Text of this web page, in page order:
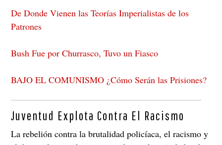
De Donde Vienen las Teorías Imperialistas de los
Patrones
Bush Fue por Churrasco, Tuvo un Fiasco
BAJO EL COMUNISMO ¿Cómo Serán las Prisiones?
Juventud Explota Contra El Racismo
La rebelión contra la brutalidad policíaca, el racismo y